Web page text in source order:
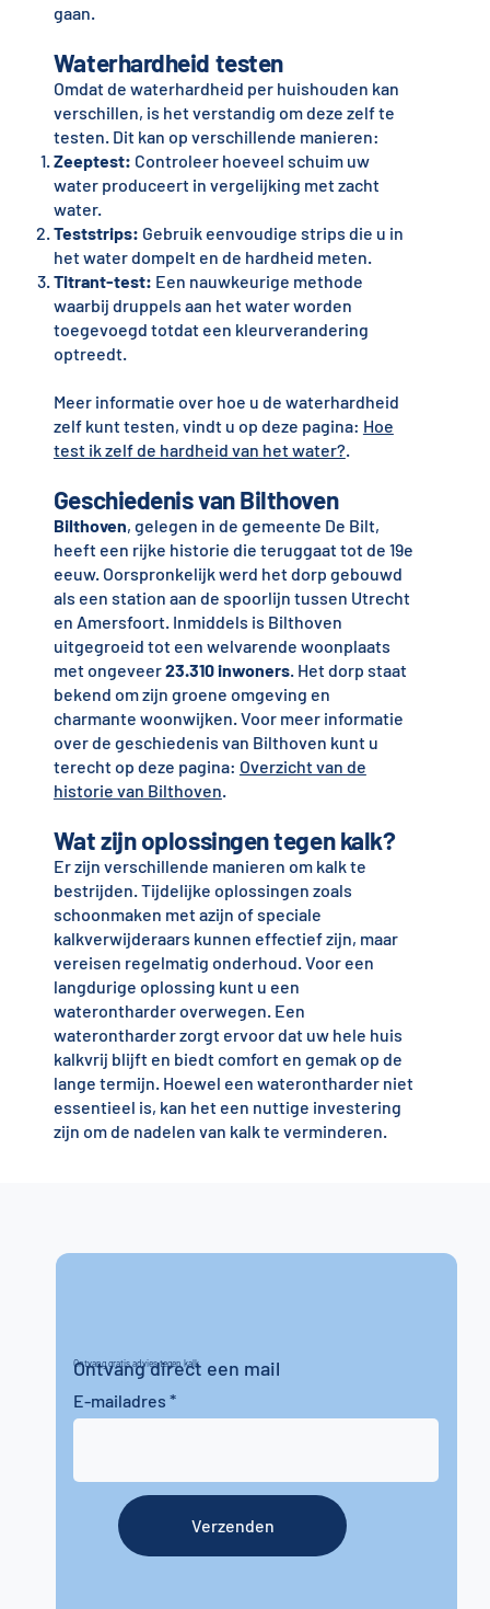
gaan.
Waterhardheid testen
Omdat de waterhardheid per huishouden kan
verschillen, is het verstandig om deze zelf te
testen. Dit kan op verschillende manieren:
Zeeptest: Controleer hoeveel schuim uw
water produceert in vergelijking met zacht
water.
Teststrips: Gebruik eenvoudige strips die u in
het water dompelt en de hardheid meten.
Titrant-test: Een nauwkeurige methode
waarbij druppels aan het water worden
toegevoegd totdat een kleurverandering
optreedt.
Meer informatie over hoe u de waterhardheid
zelf kunt testen, vindt u op deze pagina: Hoe
test ik zelf de hardheid van het water?.
Geschiedenis van Bilthoven
Bilthoven, gelegen in de gemeente De Bilt,
heeft een rijke historie die teruggaat tot de 19e
eeuw. Oorspronkelijk werd het dorp gebouwd
als een station aan de spoorlijn tussen Utrecht
en Amersfoort. Inmiddels is Bilthoven
uitgegroeid tot een welvarende woonplaats
met ongeveer23.310 inwoners. Het dorp staat
bekend om zijn groene omgeving en
charmante woonwijken. Voor meer informatie
over de geschiedenis van Bilthoven kunt u
terecht op deze pagina: Overzicht van de
historie van Bilthoven.
Wat zijn oplossingen tegen kalk?
Er zijn verschillende manieren om kalk te
bestrijden. Tijdelijke oplossingen zoals
schoonmaken met azijn of speciale
kalkverwijderaars kunnen effectief zijn, maar
vereisen regelmatig onderhoud. Voor een
langdurige oplossing kunt u een
waterontharder overwegen. Een
waterontharder zorgt ervoor dat uw hele huis
kalkvrij blijft en biedt comfort en gemak op de
lange termijn. Hoewel een waterontharder niet
essentieel is, kan het een nuttige investering
zijn om de nadelen van kalk te verminderen.
Ontvang gratis advies tegen kalk
Ontvang direct een mail
E-mailadres
Verzenden